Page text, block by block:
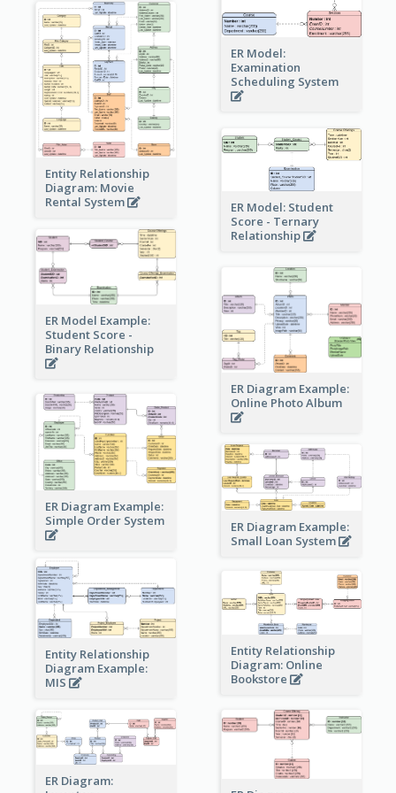
ER Model:
Examination
Scheduling System
Entity Relationship
Diagram: Movie
Rental System
ER Model: Student
Score - Ternary
Relationship
ER Model Example:
Student Score -
Binary Relationship
ER Diagram Example:
Online Photo Album
ER Diagram Example:
Simple Order System
ER Diagram Example:
Small Loan System
Entity Relationship
Diagram Example:
MIS
Entity Relationship
Diagram: Online
Bookstore
ER Diagram: